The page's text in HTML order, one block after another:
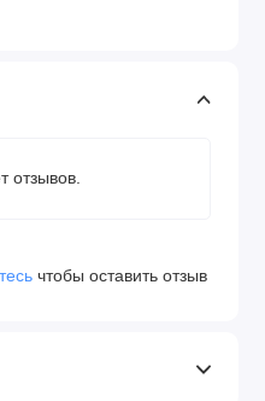
отзывов.
чтобы оставить отзыв